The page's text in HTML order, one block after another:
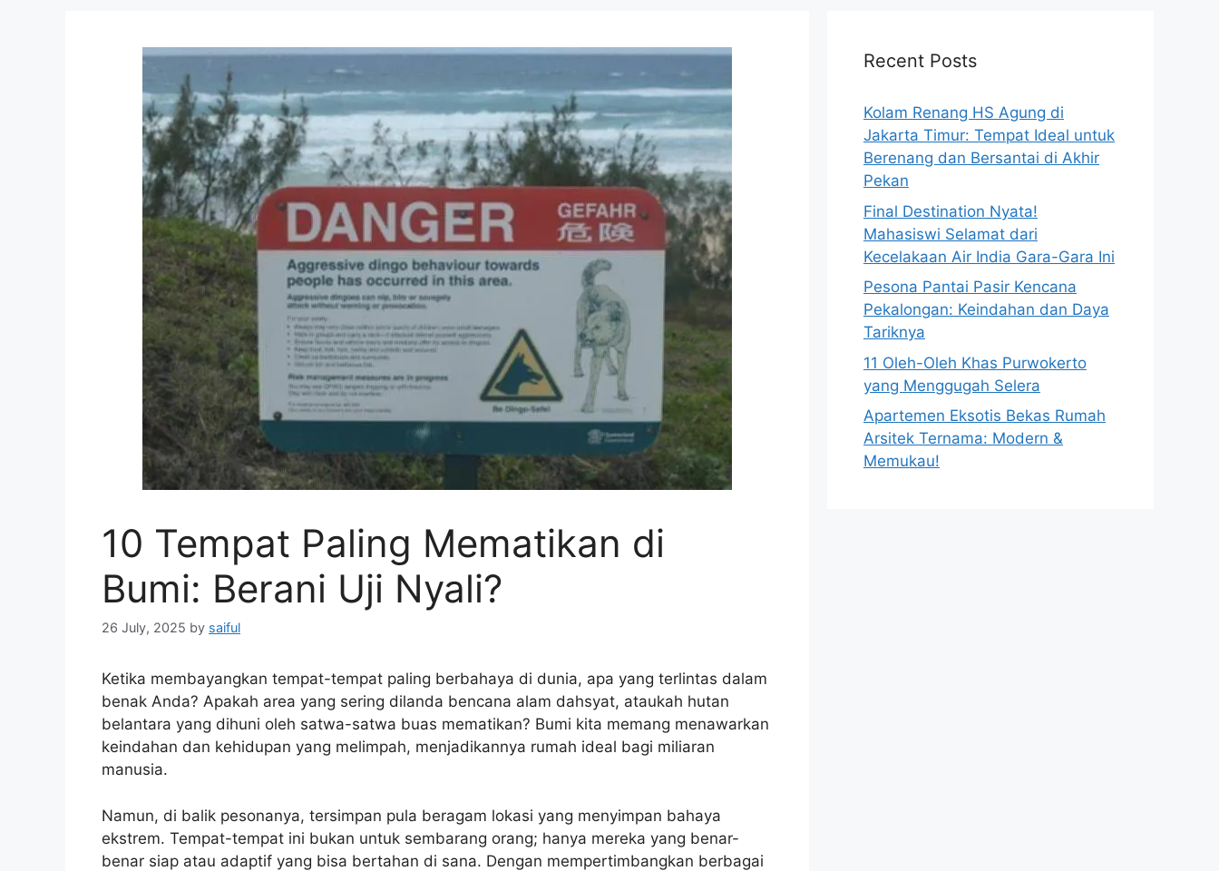
10 Tempat Paling Mematikan di
Bumi: Berani Uji Nyali?
26 July, 2025 by saiful
Ketika membayangkan tempat-tempat paling berbahaya di dunia, apa yang terlintas dalam
benak Anda? Apakah area yang sering dilanda bencana alam dahsyat, ataukah hutan
belantara yang dihuni oleh satwa-satwa buas mematikan? Bumi kita memang menawarkan
keindahan dan kehidupan yang melimpah, menjadikannya rumah ideal bagi miliaran
manusia.
Namun, di balik pesonanya, tersimpan pula beragam lokasi yang menyimpan bahaya
ekstrem. Tempat-tempat ini bukan untuk sembarang orang; hanya mereka yang benar-
benar siap atau adaptif yang bisa bertahan di sana. Dengan mempertimbangkan berbagai
Recent Posts
Kolam Renang HS Agung di
Jakarta Timur: Tempat Ideal untuk
Berenang dan Bersantai di Akhir
Pekan
Final Destination Nyata!
Mahasiswi Selamat dari
Kecelakaan Air India Gara-Gara Ini
Pesona Pantai Pasir Kencana
Pekalongan: Keindahan dan Daya
Tariknya
11 Oleh-Oleh Khas Purwokerto
yang Menggugah Selera
Apartemen Eksotis Bekas Rumah
Arsitek Ternama: Modern &
Memukau!